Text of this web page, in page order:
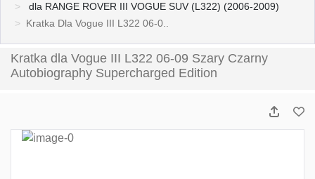
dla RANGE ROVER III VOGUE SUV (L322) (2006-2009)
Kratka Dla Vogue III L322 06-0..
Kratka dla Vogue III L322 06-09 Szary Czarny
Autobiography Supercharged Edition